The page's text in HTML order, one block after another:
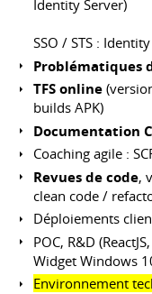
Identity Server)
SSO / STS :
Problématiques
TFS online
builds APK)
Documentation
Coaching agile :
Revues de code,
clean code /
Déploiements
POC, R&D
Widget Windows
Environnement